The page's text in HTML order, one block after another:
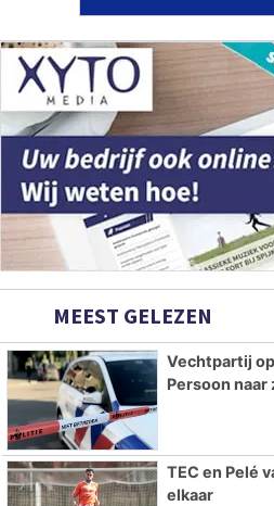
MEEST GELEZEN
Vechtpartij
Persoon
TEC en Pelé
elkaar